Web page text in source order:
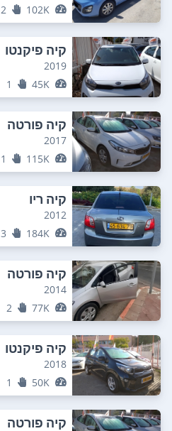
102K
2
קיה פיקנטו
2019
45K
1
קיה פורטה
2017
115K
1
קיה ריו
2012
184K
3
קיה פורטה
2014
77K
2
קיה פיקנטו
2018
50K
1
קיה פורטה